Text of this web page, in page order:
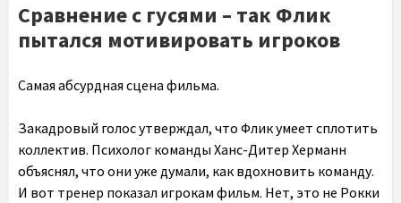
Сравнение с гусями – так Флик
пытался мотивировать игроков
Самая абсурдная сцена фильма.
Закадровый голос утверждал, что Флик умеет сплотить
коллектив. Психолог команды Ханс-Дитер Херманн
объяснял, что они уже думали, как вдохновить команду.
И вот тренер показал игрокам фильм. Нет, это не Рокки